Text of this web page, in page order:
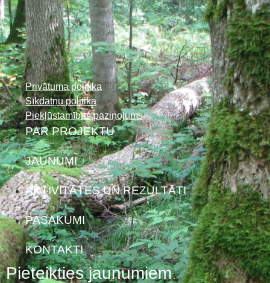
Privātuma politika
Sīkdatņu politika
Piekļūstamības paziņojums
PAR PROJEKTU
JAUNUMI
AKTIVITĀTES UN REZULTĀTI
PASĀKUMI
KONTAKTI
Pieteikties jaunumiem